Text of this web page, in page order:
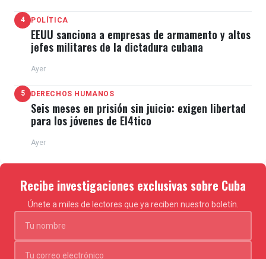
4 POLÍTICA
EEUU sanciona a empresas de armamento y altos
jefes militares de la dictadura cubana
Ayer
5 DERECHOS HUMANOS
Seis meses en prisión sin juicio: exigen libertad
para los jóvenes de El4tico
Ayer
Recibe investigaciones exclusivas sobre Cuba
Únete a miles de lectores que ya reciben nuestro boletín.